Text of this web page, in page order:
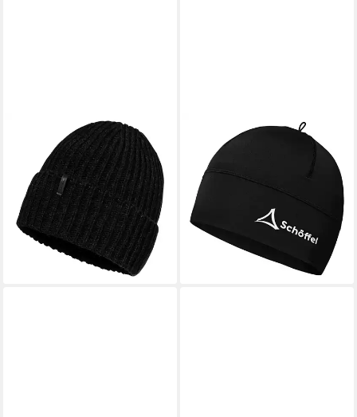
Strickmütze Knitted Hat
Medford mit Fleecestirnband
innen
ab 21,97 € UVP 39,95 €
-45%
lieferbar - in 3-4 Werktagen bei dir
Strickmütze Hat Cristanas mit
augedrucktem Markenlogo
24,99 €
34,95 €
-28%
lieferbar - in 3-4 Werktagen bei dir